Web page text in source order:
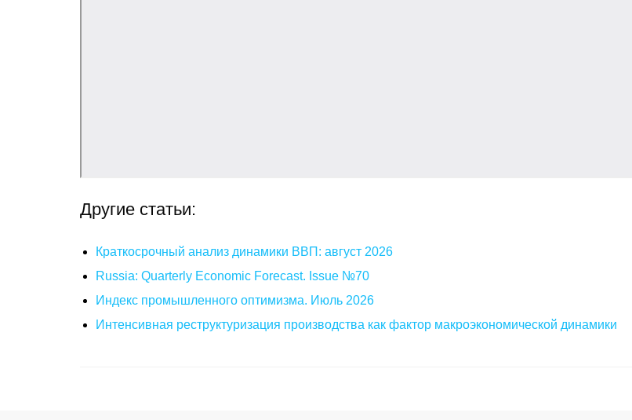
Другие статьи:
Краткосрочный анализ динамики ВВП: август 2026
Russia: Quarterly Economic Forecast. Issue №70
Индекс промышленного оптимизма. Июль 2026
Интенсивная реструктуризация производства как фактор макроэкономической динамики